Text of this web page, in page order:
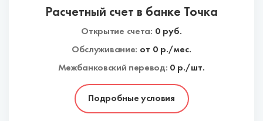
Подробные условия
Расчетный счет в банке Точка
Открытие счета: 0руб.
Обслуживание: от 0р./мес.
Межбанковский перевод: 0 р./шт.